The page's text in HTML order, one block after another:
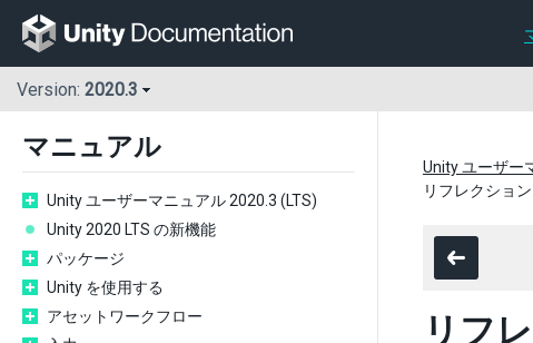
Version: 2020.3
マニュアル
Unity ユーザーマニュアル 2020.3 (LTS)
Unity 2020 LTS の新機能
パッケージ
Unity を使用する
アセットワークフロー
Unity ユーザー
リフレクショ
リフ